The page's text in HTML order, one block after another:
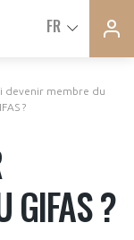
FR
devenir membre du
?
GIFAS ?